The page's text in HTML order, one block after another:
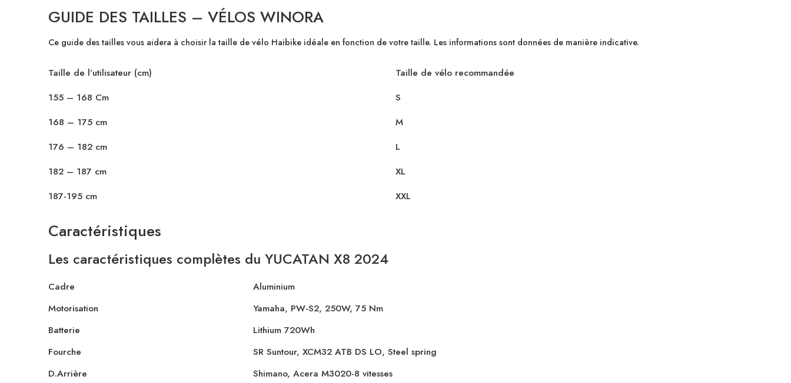
GUIDE DES TAILLES – VÉLOS WINORA
Ce guide des tailles vous aidera à choisir la taille de vélo Haibike idéale en fonction de votre taille. Les informations sont données de manière indicative.
Taille de l’utilisateur (cm)
Taille de vélo recommandée
155 – 168 Cm
S
168 – 175 cm
M
176 – 182 cm
L
182 – 187 cm
XL
187-195 cm
XXL
Caractéristiques
Les caractéristiques complètes du YUCATAN X8 2024
Cadre
Aluminium
Motorisation
Yamaha, PW-S2, 250W, 75 Nm
Batterie
Lithium 720Wh
Fourche
SR Suntour, XCM32 ATB DS LO, Steel spring
D.Arrière
Shimano, Acera M3020-8 vitesses